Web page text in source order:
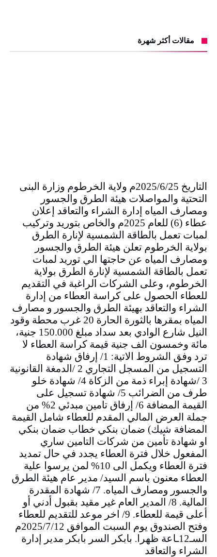
مقالات أكثر شهرة
التاريخ 2025/6/25م ولاية الخرطوم وزارة البنى
التحتية والمواصلات هيئة الطرق والجسور
ومصارف المياه إدارة الشراء والتعاقد إعلان
عطاء (6) للعام 2025م والخاص بتوريد وتركيب
لمبات تعمل بالطاقة الشمسية لإنارة الطرق
بولاية الخرطوم تعلن هيئة الطرق والجسور
ومصارف المياه عن حاجتها الي توريد لمبات
تعمل بالطاقة الشمسية لإنارة الطرق بولاية
الخرطوم، وعلى الشركات الراغبة في التقديم
للعطاء الحصول على كراسة العطاء من إدارة
الشراء والتعاقد بهيئة الطرق والجسور و مصارف
المياه بمقرها بالثورة الحارة 20 غرب محطة وقود
النيل شارع الوادي بعد سداد مبلغ 150.000 جنية،
مائة وخمسون الف جنية قيمة كراسة العطاء لا
ترد وفق الشروط الاتية: 1/ إرفاق شهادة
التسجيل من المسجل التجاري 2 /الدمغة القانونية
3 /شهادة إبراء ذمة من الزكاة 4/ شهادة خلو
طرف من الضرائب 5/ شهادة تسجيل على
القيمة المضافة 6/ إرفاق تامين مبدئي 2% من
جملة العرض المالي المقدم للعطاء شامل القيمة
المضافة شيك) ضمان بنكي خطاب ضمان بنكي
او شهادة تأمين من شركات التامين ساري
المفعول خلال فترة العطاء يجدد في حال تمديد
فترة العطاء ويكمل الى 10% لمن يرسوا علية
العطاء معنون باسم السيد/ مدير عام هيئة الطرق
والجسور ومصارف المياه. 7/ شهادة المقدرة
المالية. 8/ المدير العام غير مقيد بقبول أدني أو
أعلى قيمة للعطاء. 9/ اخر موعد للتقديم للعطاء
وفتح الصندوق يوم السبت الموافق 2025/7/12م
السـ12ـاعة ظهرا. بابكر السر بابكر مدير إدارة
الشراء والتعاقد